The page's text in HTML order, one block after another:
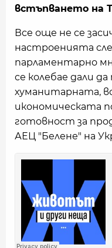
встъпването на
Все още не се
настроенията
парламентарно
се колебае дали
хуманитарната,
икономическата
готовност за
АЕЦ "Белене" на